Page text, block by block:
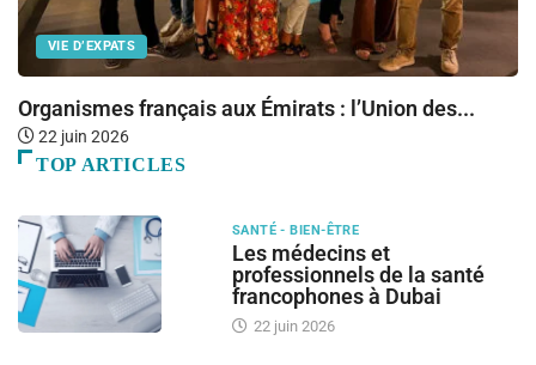
VIE D’EXPATS
Organismes français aux Émirats : l’Union des...
22 juin 2026
TOP ARTICLES
SANTÉ - BIEN-ÊTRE
Les médecins et
professionnels de la santé
francophones à Dubai
22 juin 2026